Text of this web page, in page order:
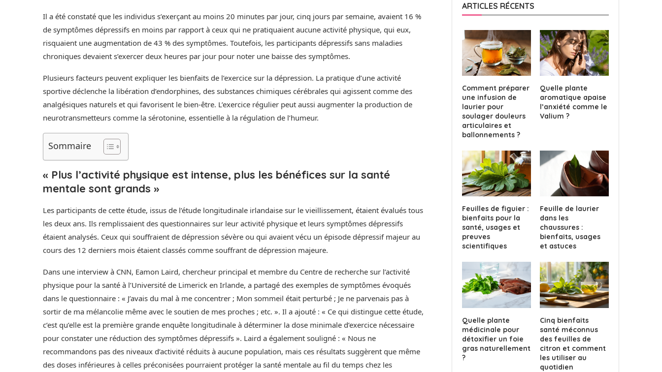
Il a été constaté que les individus s’exerçant au moins 20 minutes par jour, cinq jours par semaine, avaient 16 %
de symptômes dépressifs en moins par rapport à ceux qui ne pratiquaient aucune activité physique, qui eux,
risquaient une augmentation de 43 % des symptômes. Toutefois, les participants dépressifs sans maladies
chroniques devaient s’exercer deux heures par jour pour noter une baisse des symptômes.
Plusieurs facteurs peuvent expliquer les bienfaits de l’exercice sur la dépression. La pratique d’une activité
sportive déclenche la libération d’endorphines, des substances chimiques cérébrales qui agissent comme des
analgésiques naturels et qui favorisent le bien-être. L’exercice régulier peut aussi augmenter la production de
neurotransmetteurs comme la sérotonine, essentielle à la régulation de l’humeur.
Sommaire
« Plus l’activité physique est intense, plus les bénéfices sur la santé
mentale sont grands »
Les participants de cette étude, issus de l’étude longitudinale irlandaise sur le vieillissement, étaient évalués tous
les deux ans. Ils remplissaient des questionnaires sur leur activité physique et leurs symptômes dépressifs
étaient analysés. Ceux qui souffraient de dépression sévère ou qui avaient vécu un épisode dépressif majeur au
cours des 12 derniers mois étaient classés comme souffrant de dépression majeure.
Dans une interview à CNN, Eamon Laird, chercheur principal et membre du Centre de recherche sur l’activité
physique pour la santé à l’Université de Limerick en Irlande, a partagé des exemples de symptômes évoqués
dans le questionnaire : « J’avais du mal à me concentrer ; Mon sommeil était perturbé ; Je ne parvenais pas à
sortir de ma mélancolie même avec le soutien de mes proches ; etc. ». Il a ajouté : « Ce qui distingue cette étude,
c’est qu’elle est la première grande enquête longitudinale à déterminer la dose minimale d’exercice nécessaire
pour constater une réduction des symptômes dépressifs ». Laird a également souligné : « Nous ne
recommandons pas des niveaux d’activité réduits à aucune population, mais ces résultats suggèrent que même
des doses inférieures à celles préconisées pourraient protéger la santé mentale au fil du temps chez les
ARTICLES RÉCENTS
Comment préparer
une infusion de
laurier pour
soulager douleurs
articulaires et
ballonnements ?
Quelle plante
aromatique apaise
l’anxiété comme le
Valium ?
Feuilles de figuier :
bienfaits pour la
santé, usages et
preuves
scientifiques
Feuille de laurier
dans les
chaussures :
bienfaits, usages
et astuces
Quelle plante
médicinale pour
détoxifier un foie
gras naturellement
?
Cinq bienfaits
santé méconnus
des feuilles de
citron et comment
les utiliser au
quotidien